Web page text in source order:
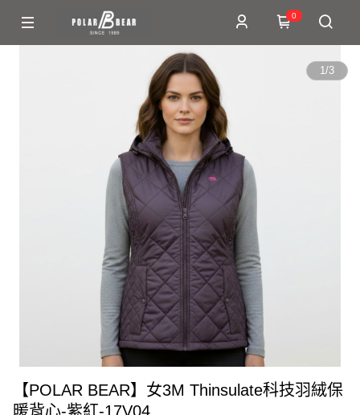
0
1/3
【POLAR BEAR】女3M Thinsulate科技羽絨保
暖背心-紫紅-17V04